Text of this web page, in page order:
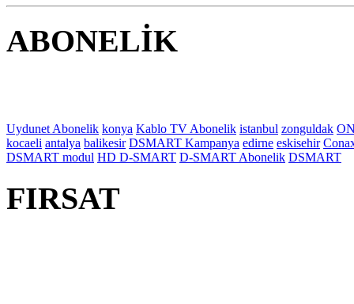
ABONELİK
Uydunet Abonelik konya Kablo TV Abonelik istanbul zonguldak
kocaeli antalya balikesir DSMART Kampanya edirne eskisehir
DSMART modul HD D-SMART D-SMART Abonelik DSMART
FIRSAT